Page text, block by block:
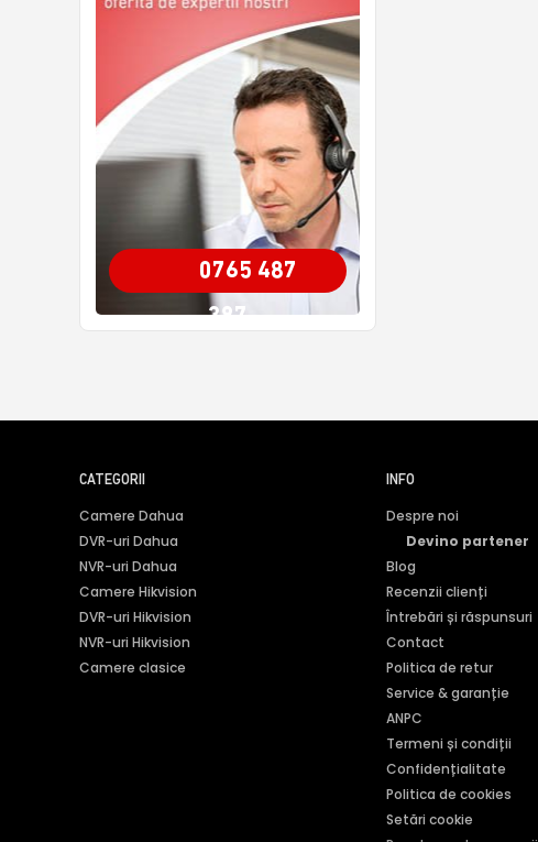
0765 487
387
CATEGORII
Camere Dahua
DVR-uri Dahua
NVR-uri Dahua
Camere Hikvision
DVR-uri Hikvision
NVR-uri Hikvision
Camere clasice
INFO
Despre noi
Devino partener
Blog
Recenzii clienți
Întrebări și răspunsuri
Contact
Politica de retur
Service & garanție
ANPC
Termeni și condiții
Confidențialitate
Politica de cookies
Setări cookie